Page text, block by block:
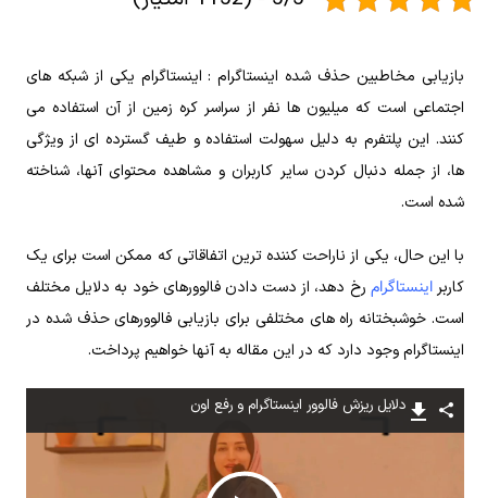
بازیابی مخاطبین حذف شده اینستاگرام : اینستاگرام یکی از شبکه‌ های
اجتماعی است که میلیون ها نفر از سراسر کره زمین از آن استفاده می‌
کنند. این پلتفرم به دلیل سهولت استفاده و طیف گسترده ای از ویژگی
ها، از جمله دنبال کردن سایر کاربران و مشاهده محتوای آنها، شناخته
شده است.
با این حال، یکی از ناراحت کننده ترین اتفاقاتی که ممکن است برای یک
کاربراینستاگرام رخ دهد، از دست دادن فالوورهای خود به دلایل مختلف
است. خوشبختانه راه های مختلفی برای بازیابی فالوورهای حذف شده در
اینستاگرام وجود دارد که در این مقاله به آنها خواهیم پرداخت.
دلایل ریزش فالوور اینستاگرام و رفع اون